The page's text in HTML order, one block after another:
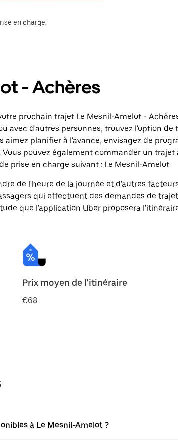
en charge.
- Achères
prochain trajet Le Mesnil-Amelot -
avec d'autres personnes, trouvez l'option de
aimez planifier à l'avance, envisagez de
pouvez également commander un trajet
prise en charge suivant : Le Mesnil-Amelot.
de l'heure de la journée et d'autres
qui effectuent des demandes de
que l'application Uber proposera
Prix moyen de l'itinéraire
€68
à Le Mesnil-Amelot ?